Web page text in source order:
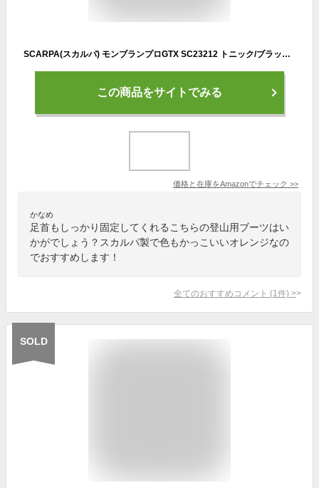
SCARPA(スカルパ) モンブランプロGTX SC23212 トニック/ブラック 43(27.3cm)
この商品をサイトでみる
価格と在庫をAmazonでチェック >>
かなめ
足首もしっかり固定してくれるこちらの登山用ブーツはい
かがでしょう？スカルパ製で色もかっこいいオレンジなの
でおすすめします！
全てのおすすめコメント (1 件) >
SOLD